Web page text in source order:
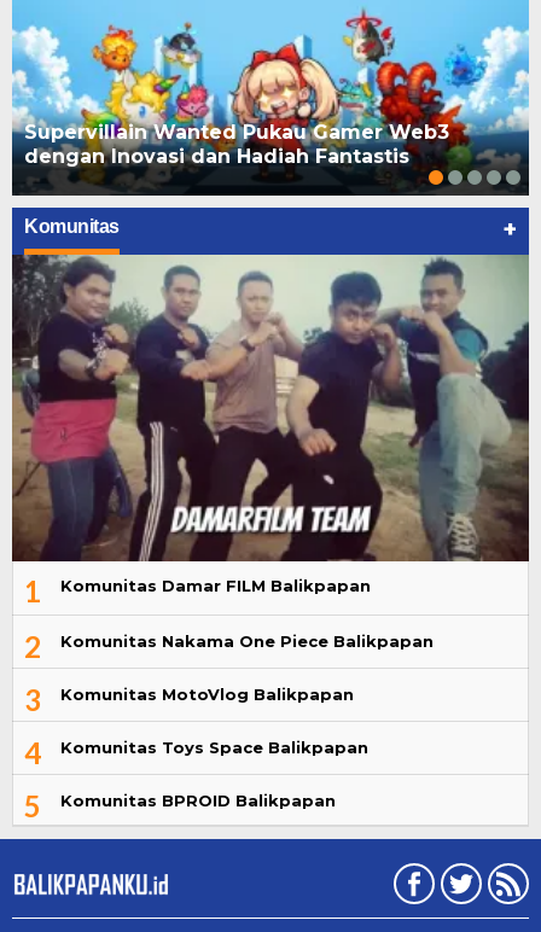
Supervillain Wanted Pukau Gamer Web3
dengan Inovasi dan Hadiah Fantastis
Komunitas +
1 Komunitas Damar FILM Balikpapan
2 Komunitas Nakama One Piece Balikpapan
3 Komunitas MotoVlog Balikpapan
4 Komunitas Toys Space Balikpapan
5 Komunitas BPROID Balikpapan